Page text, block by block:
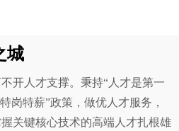
城
开人才支撑。秉持“人才是第一
岗特薪”政策，做优人才服务，
关键核心技术的高端人才扎根雄